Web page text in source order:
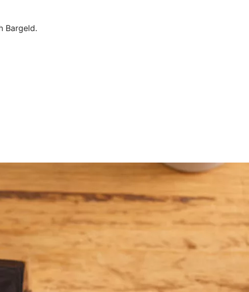
Bargeld.